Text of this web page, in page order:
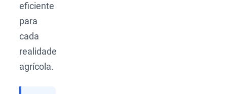
eficiente
para
cada
realidade
agrícola.